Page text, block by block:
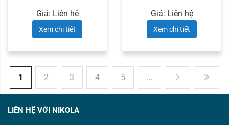
Giá: Liên hệ
Xem chi tiết
Giá: Liên hệ
Xem chi tiết
1 2 3 4 5 ...
LIÊN HỆ VỚI NIKOLA